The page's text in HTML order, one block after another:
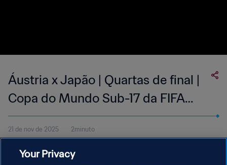
Áustria x Japão | Quartas de final |
Copa do Mundo Sub-17 da FIFA
Catar 2025™ | Melhores momentos
21 de nov de 2025 2minuto
Veja os melhores momentos da partida entre Áustria e Japão,
disputada no Aspire Zone - Campo 3, em Doha, na sexta-feira, 21
Your Privacy